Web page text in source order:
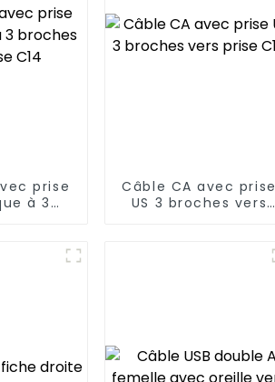
prise
à 3
Câble CA avec prise
US 3 broches vers